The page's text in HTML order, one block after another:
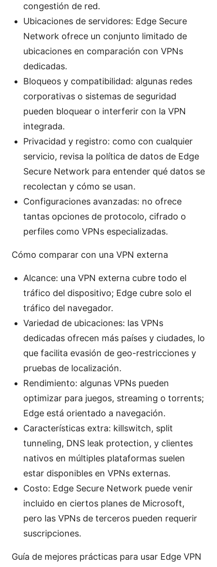
congestión de red.
Ubicaciones de servidores: Edge Secure
Network ofrece un conjunto limitado de
ubicaciones en comparación con VPNs
dedicadas.
Bloqueos y compatibilidad: algunas redes
corporativas o sistemas de seguridad
pueden bloquear o interferir con la VPN
integrada.
Privacidad y registro: como con cualquier
servicio, revisa la política de datos de Edge
Secure Network para entender qué datos se
recolectan y cómo se usan.
Configuraciones avanzadas: no ofrece
tantas opciones de protocolo, cifrado o
perfiles como VPNs especializadas.
Cómo comparar con una VPN externa
Alcance: una VPN externa cubre todo el
tráfico del dispositivo; Edge cubre solo el
tráfico del navegador.
Variedad de ubicaciones: las VPNs
dedicadas ofrecen más países y ciudades, lo
que facilita evasión de geo-restricciones y
pruebas de localización.
Rendimiento: algunas VPNs pueden
optimizar para juegos, streaming o torrents;
Edge está orientado a navegación.
Características extra: killswitch, split
tunneling, DNS leak protection, y clientes
nativos en múltiples plataformas suelen
estar disponibles en VPNs externas.
Costo: Edge Secure Network puede venir
incluido en ciertos planes de Microsoft,
pero las VPNs de terceros pueden requerir
suscripciones.
Guía de mejores prácticas para usar Edge VPN